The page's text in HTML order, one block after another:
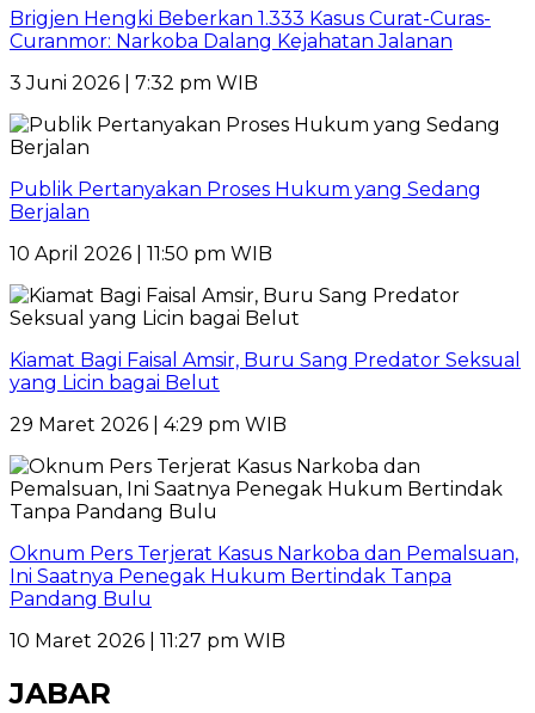
Brigjen Hengki Beberkan 1.333 Kasus Curat-Curas-
Curanmor: Narkoba Dalang Kejahatan Jalanan
3 Juni 2026 | 7:32 pm WIB
Publik Pertanyakan Proses Hukum yang Sedang
Berjalan
10 April 2026 | 11:50 pm WIB
Kiamat Bagi Faisal Amsir, Buru Sang Predator Seksual
yang Licin bagai Belut
29 Maret 2026 | 4:29 pm WIB
Oknum Pers Terjerat Kasus Narkoba dan Pemalsuan,
Ini Saatnya Penegak Hukum Bertindak Tanpa
Pandang Bulu
10 Maret 2026 | 11:27 pm WIB
JABAR